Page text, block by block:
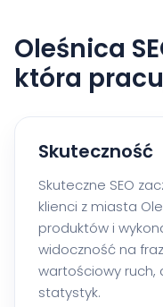
Oleśnica
która
Skuteczność
Skuteczne SEO
klienci z miasta
produktów i
widoczność na
wartościowy ruch,
statystyk.